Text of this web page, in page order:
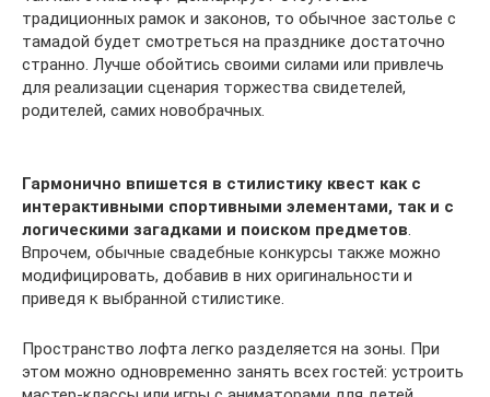
традиционных рамок и законов, то обычное застолье с
тамадой будет смотреться на празднике достаточно
странно. Лучше обойтись своими силами или привлечь
для реализации сценария торжества свидетелей,
родителей, самих новобрачных.
Гармонично впишется в стилистику квест как с
интерактивными спортивными элементами, так и с
логическими загадками и поиском предметов.
Впрочем, обычные свадебные конкурсы также можно
модифицировать, добавив в них оригинальности и
приведя к выбранной стилистике.
Пространство лофта легко разделяется на зоны. При
этом можно одновременно занять всех гостей: устроить